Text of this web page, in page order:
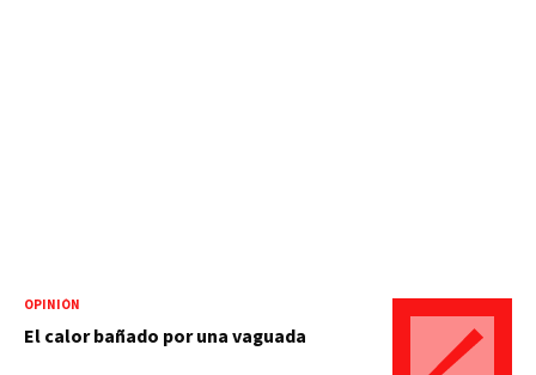
OPINIÓN
El calor bañado por una vaguada